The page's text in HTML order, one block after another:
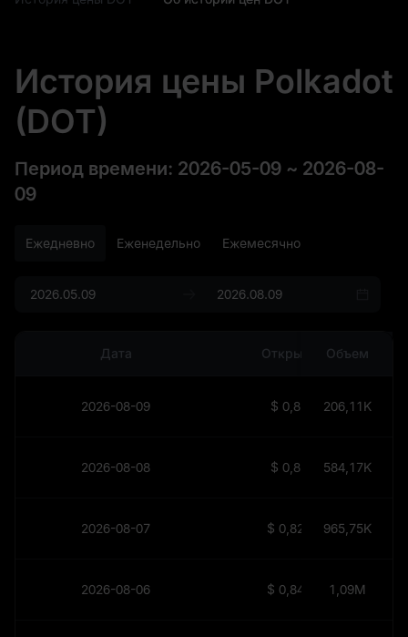
История цены Polkadot
(DOT)
Период времени: 2026-05-09 ~ 2026-08-
09
Ежедневно Еженедельно Ежемесячно
Дата Открытие Объем
2026-08-09 $ 0,815 206,11K
2026-08-08 $ 0,818 584,17K
2026-08-07 $ 0,8213 965,75K
2026-08-06 $ 0,8425 1,09M